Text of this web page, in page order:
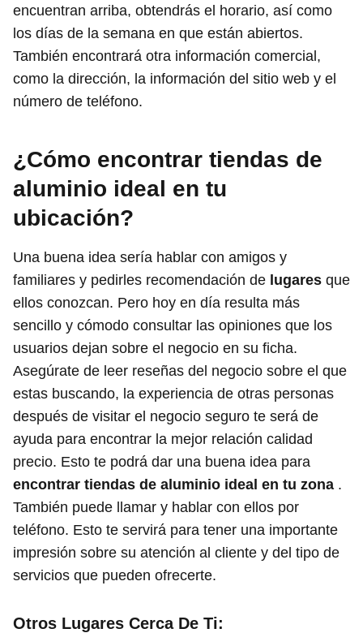
encuentran arriba, obtendrás el horario, así como
los días de la semana en que están abiertos.
También encontrará otra información comercial,
como la dirección, la información del sitio web y el
número de teléfono.
¿Cómo encontrar tiendas de
aluminio ideal en tu
ubicación?
Una buena idea sería hablar con amigos y
familiares y pedirles recomendación de lugares que
ellos conozcan. Pero hoy en día resulta más
sencillo y cómodo consultar las opiniones que los
usuarios dejan sobre el negocio en su ficha.
Asegúrate de leer reseñas del negocio sobre el que
estas buscando, la experiencia de otras personas
después de visitar el negocio seguro te será de
ayuda para encontrar la mejor relación calidad
precio. Esto te podrá dar una buena idea para
encontrar tiendas de aluminio ideal en tu zona .
También puede llamar y hablar con ellos por
teléfono. Esto te servirá para tener una importante
impresión sobre su atención al cliente y del tipo de
servicios que pueden ofrecerte.
Otros Lugares Cerca De Ti: